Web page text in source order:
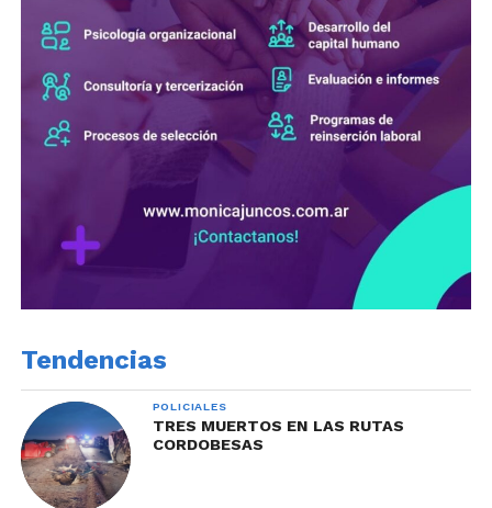
Tendencias
POLICIALES
TRES MUERTOS EN LAS RUTAS
CORDOBESAS